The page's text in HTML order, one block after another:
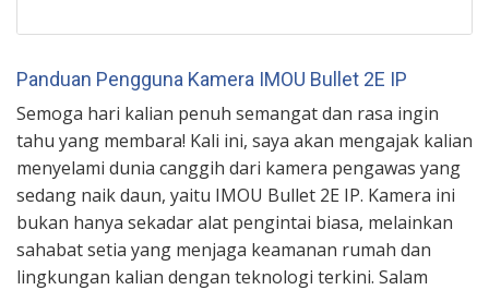
Panduan Pengguna Kamera IMOU Bullet 2E IP
Semoga hari kalian penuh semangat dan rasa ingin
tahu yang membara! Kali ini, saya akan mengajak kalian
menyelami dunia canggih dari kamera pengawas yang
sedang naik daun, yaitu IMOU Bullet 2E IP. Kamera ini
bukan hanya sekadar alat pengintai biasa, melainkan
sahabat setia yang menjaga keamanan rumah dan
lingkungan kalian dengan teknologi terkini. Salam